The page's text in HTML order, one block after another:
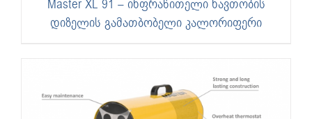
Master XL 91 – ინფრაწითელი ნავთობის
დიზელის გამათბობელი კალორიფერი